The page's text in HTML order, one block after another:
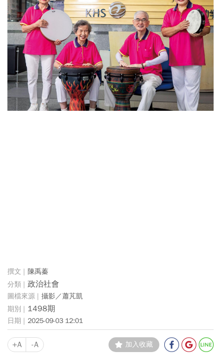
陳禹蓁
政治社會
攝影／蕭芃凱
1498期
2025-09-03 12:01
+A -A 加入收藏